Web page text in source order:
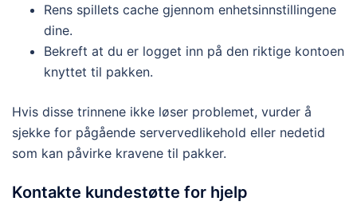
Rens spillets cache gjennom enhetsinnstillingene
dine.
Bekreft at du er logget inn på den riktige kontoen
knyttet til pakken.
Hvis disse trinnene ikke løser problemet, vurder å
sjekke for pågående servervedlikehold eller nedetid
som kan påvirke kravene til pakker.
Kontakte kundestøtte for hjelp